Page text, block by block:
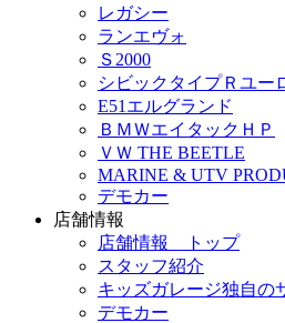
レガシー
ランエヴォ
Ｓ2000
シビックタイプＲユー
E51エルグランド
ＢＭＷエイタックＨＰ
ＶＷ THE BEETLE
MARINE & UTV
デモカー
店舗情報
店舗情報 トップ
スタッフ紹介
キッズガレージ独自の
デモカー